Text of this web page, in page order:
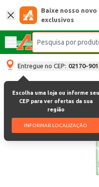
Baixe nosso novo
exclusivos
Entregue no CEP: 02170-901
Escolha uma loja ou informe seu
CEP para ver ofertas da sua
região
INFORMAR LOCALIZAÇÃO